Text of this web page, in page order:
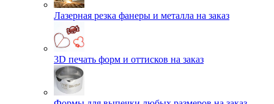
Лазерная резка фанеры и металла на заказ
3D печать форм и оттисков на заказ